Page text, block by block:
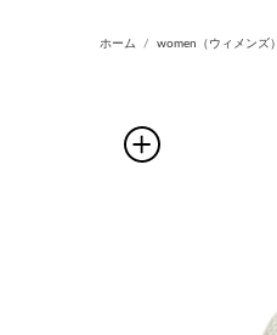
ホーム women（ウィメンズ）